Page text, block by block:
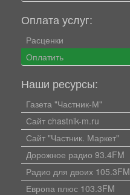
Оплата услуг:
Расценки
Оплатить
Наши ресурсы:
Газета "Частник-М"
Сайт chastnik-m.ru
Сайт "Частник. Маркет"
Дорожное радио 93.4FM
Радио для двоих 105.3FM
Европа плюс 103.3FM